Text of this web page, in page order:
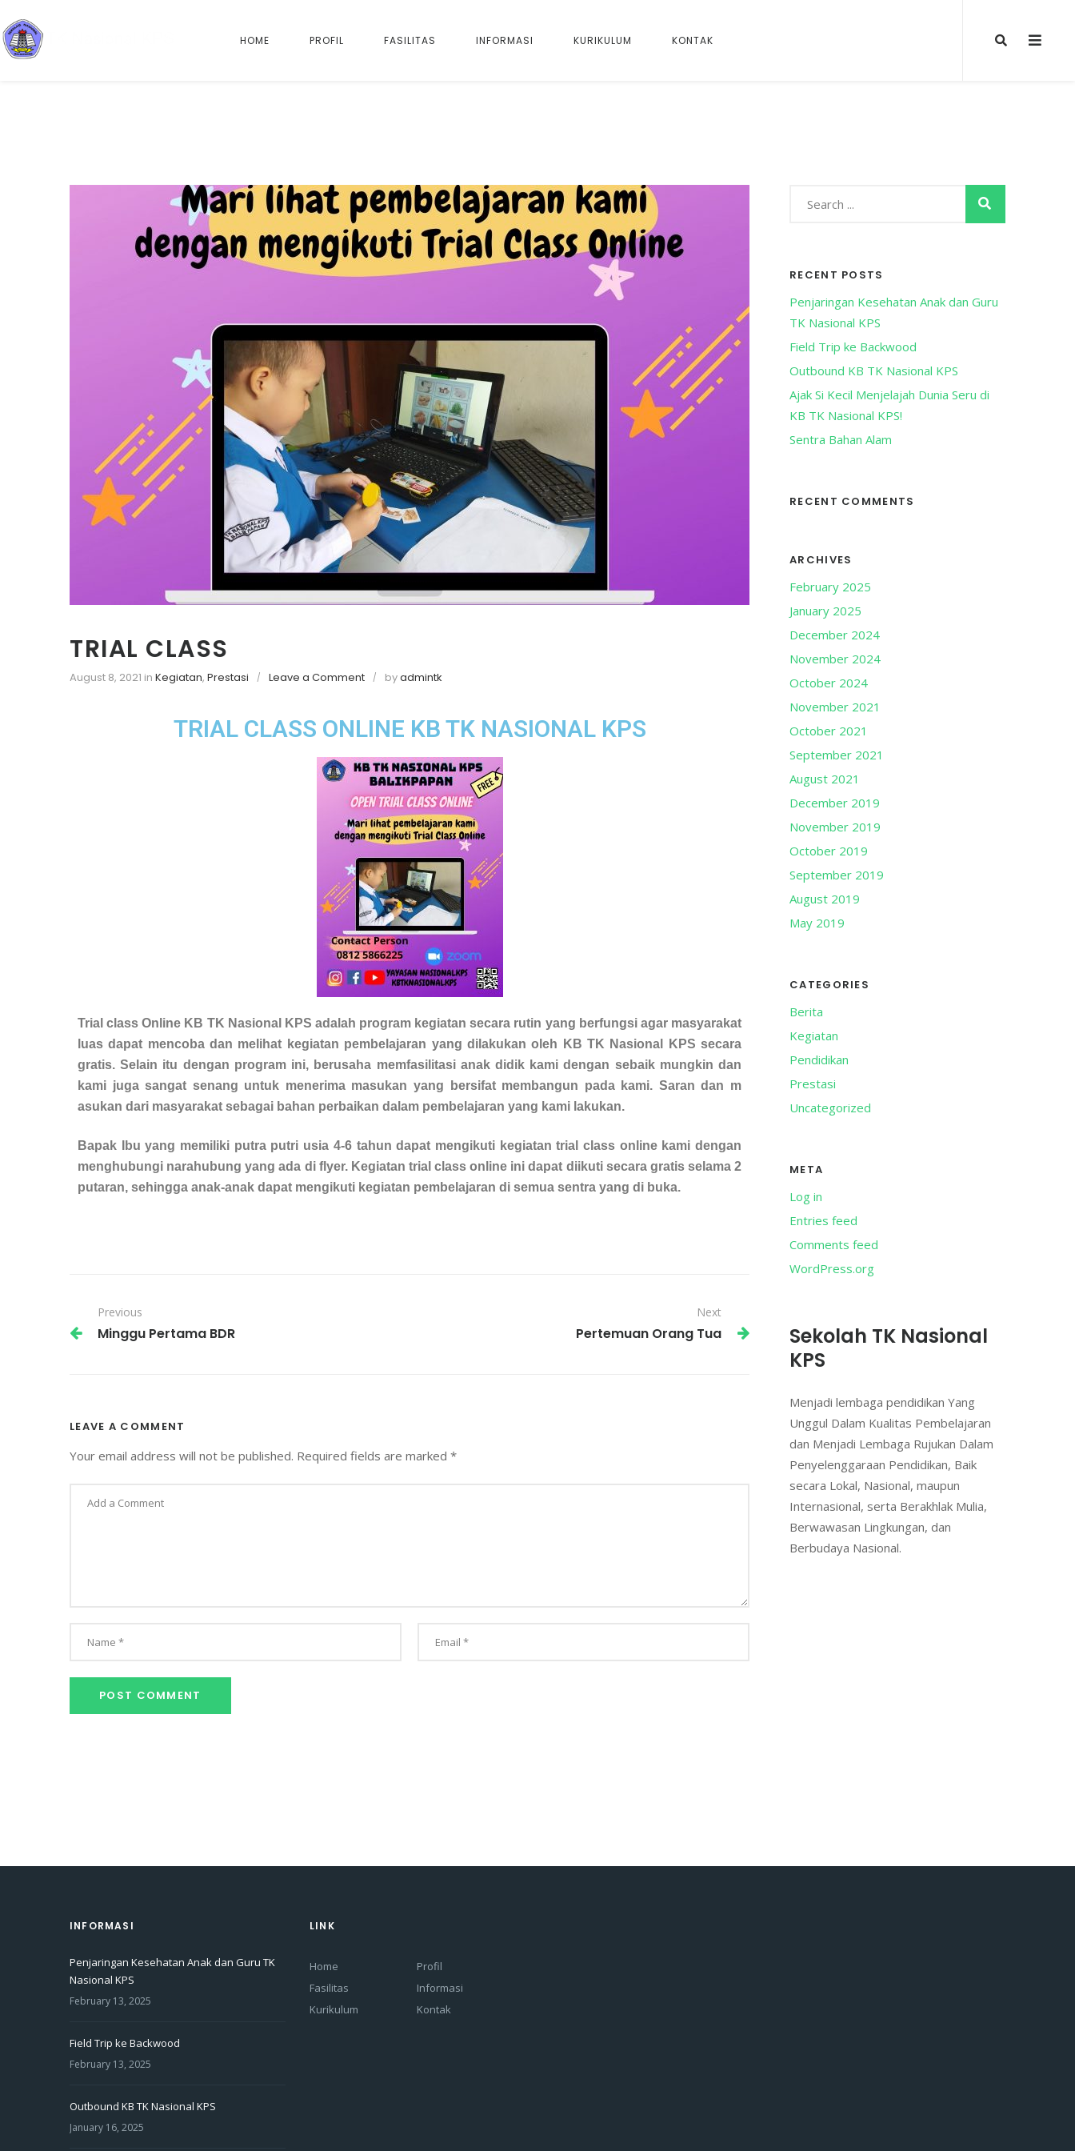
HOME PROFIL FASILITAS INFORMASI KURIKULUM KONTAK
TRIAL CLASS
August 8, 2021 in Kegiatan, Prestasi Leave a Comment byadmintk
TRIAL CLASS ONLINE KB TK NASIONAL KPS
Trial class Online KB TK Nasional KPS adalah program kegiatan secara rutin yang berfungsi agar masyarakat
luas dapat mencoba dan melihat kegiatan pembelajaran yang dilakukan oleh KB TK Nasional KPS secara
gratis.Selain itu dengan program ini, berusaha memfasilitasi anak didik kami dengan sebaik mungkin dan
kami juga sangat senang untuk menerima masukan yang bersifat membangun pada kami. Saran dan m
asukan dari masyarakat sebagai bahan perbaikan dalam pembelajaran yang kami lakukan.
Bapak Ibu yang memiliki putra putri usia 4-6 tahun dapat mengikuti kegiatan trial class online kami dengan
menghubungi narahubung yang ada di flyer. Kegiatan trial class online ini dapat diikuti secara gratis selama 2
putaran, sehingga anak-anak dapat mengikuti kegiatan pembelajaran di semua sentra yang di buka.
Previous
Minggu Pertama BDR
Next
Pertemuan Orang Tua
LEAVE A COMMENT
Your email address will not be published. Required fields are marked *
RECENT POSTS
Penjaringan Kesehatan Anak dan Guru
TK Nasional KPS
Field Trip ke Backwood
Outbound KB TK Nasional KPS
Ajak Si Kecil Menjelajah Dunia Seru di
KB TK Nasional KPS!
Sentra Bahan Alam
RECENT COMMENTS
ARCHIVES
February 2025
January 2025
December 2024
November 2024
October 2024
November 2021
October 2021
September 2021
August 2021
December 2019
November 2019
October 2019
September 2019
August 2019
May 2019
CATEGORIES
Berita
Kegiatan
Pendidikan
Prestasi
Uncategorized
META
Log in
Entries feed
Comments feed
WordPress.org
Sekolah TK Nasional
KPS
Menjadi lembaga pendidikan Yang
Unggul Dalam Kualitas Pembelajaran
dan Menjadi Lembaga Rujukan Dalam
Penyelenggaraan Pendidikan, Baik
secara Lokal, Nasional, maupun
Internasional, serta Berakhlak Mulia,
Berwawasan Lingkungan, dan
Berbudaya Nasional.
INFORMASI
Penjaringan Kesehatan Anak dan Guru TK
Nasional KPS
February 13, 2025
Field Trip ke Backwood
February 13, 2025
Outbound KB TK Nasional KPS
January 16, 2025
LINK
Home
Profil
Fasilitas
Informasi
Kurikulum
Kontak